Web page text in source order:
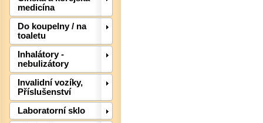
medicína
Do koupelny / na
toaletu
Inhalátory -
nebulizátory
Invalidní vozíky,
Příslušenství
Laboratorní sklo